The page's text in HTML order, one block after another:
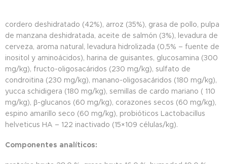
cordero deshidratado (42%), arroz (35%), grasa de pollo, pulpa
de manzana deshidratada, aceite de salmón (3%), levadura de
cerveza, aroma natural, levadura hidrolizada (0,5% – fuente de
inositol y aminoácidos), harina de guisantes, glucosamina (300
mg/kg), fructo-oligosacáridos (230 mg/kg), sulfato de
condroitina (230 mg/kg), manano-oligosacáridos (180 mg/kg),
yucca schidigera (180 mg/kg), semillas de cardo mariano ( 110
mg/kg), β-glucanos (60 mg/kg), corazones secos (60 mg/kg),
espino amarillo seco (60 mg/kg), probióticos Lactobacillus
helveticus HA – 122 inactivado (15×109 células/kg).
Componentes analíticos: